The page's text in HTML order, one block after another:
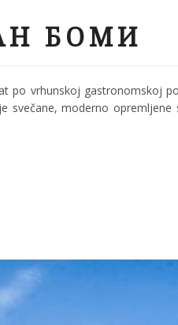
БОМИ
po vrhunskoj gastronomskoj
moderno opremljene